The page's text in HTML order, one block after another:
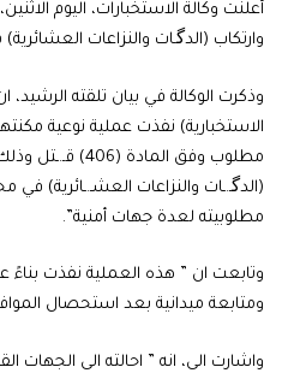
أعلنت وكالة الاستخبارات، اليوم
وارتكاب (الدگـات والنزاعات
وذكرت الوكالة في بيان تلقته الرشيد،
الاستخبارية) نفذت عملية نوعية
مطلوب وفق المادة
(الدگـ.ـات والنزاعات العشـ.ـائرية)
مطلوبيته لعدة جهات أمنية”.
وتابعت ان ” هذه العملية نفذت بناءً
ومتابعة ميدانية بعد استحصال
واشارت الى، انه ” احالته الى الجهات